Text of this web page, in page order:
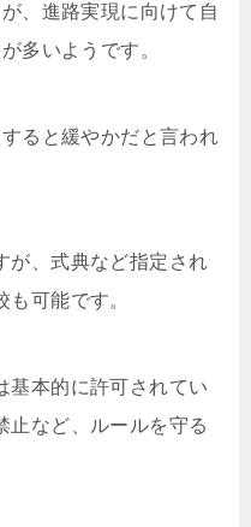
、進路実現に向けて自
多いようです。
ると緩やかだと言われ
が、式典など指定され
可能です。
基本的に許可されてい
止など、ルールを守る